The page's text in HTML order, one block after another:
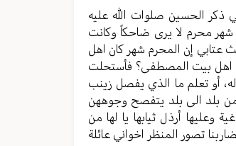
ذكر الحسين صلوات الله عليه
شهر محرم لا يرى ضاحكاً وكانت
عتابي إن المحرم شهر كان اهل
اهل بيت المصطفى؟ فأستحلت
أو تعلم ما الذي يفصل زينب
بلد الى بلد يتفصح وجوههن
وعليها أرذل ثيابها يا لها من
تصور المنظر اخواني عائلة